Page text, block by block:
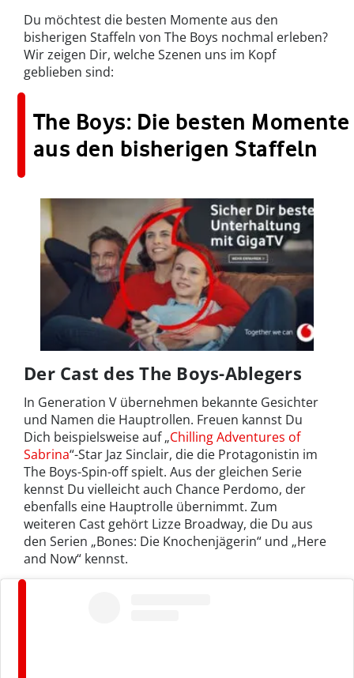
Du möchtest die besten Momente aus den
bisherigen Staffeln von The Boys nochmal erleben?
Wir zeigen Dir, welche Szenen uns im Kopf
geblieben sind:
The Boys: Die besten Momente
aus den bisherigen Staffeln
Der Cast des The Boys-Ablegers
In Generation V übernehmen bekannte Gesichter
und Namen die Hauptrollen. Freuen kannst Du
Dich beispielsweise auf „Chilling Adventures of
Sabrina“-Star Jaz Sinclair, die die Protagonistin im
The Boys-Spin-off spielt. Aus der gleichen Serie
kennst Du vielleicht auch Chance Perdomo, der
ebenfalls eine Hauptrolle übernimmt. Zum
weiteren Cast gehört Lizze Broadway, die Du aus
den Serien „Bones: Die Knochenjägerin“ und „Here
and Now“ kennst.